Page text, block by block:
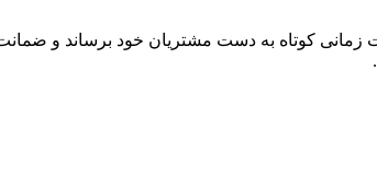
زمانی کوتاه به دست مشتریان خود برساند و